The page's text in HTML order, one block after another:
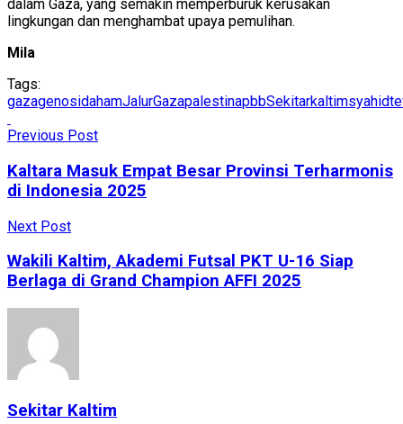
dalam Gaza, yang semakin memperburuk kerusakan
lingkungan dan menghambat upaya pemulihan.
Mila
Tags:
gazagenosidahamJalurGazapalestinapbbSekitarkaltimsyahid
Previous Post
Kaltara Masuk Empat Besar Provinsi Terharmonis
di Indonesia 2025
Next Post
Wakili Kaltim, Akademi Futsal PKT U-16 Siap
Berlaga di Grand Champion AFFI 2025
Sekitar Kaltim